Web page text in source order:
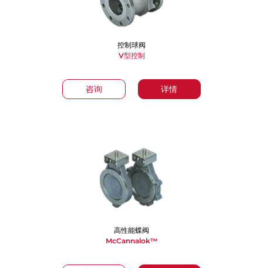
咨询 详情
控制球阀
V型控制
高性能蝶阀
McCannalok™